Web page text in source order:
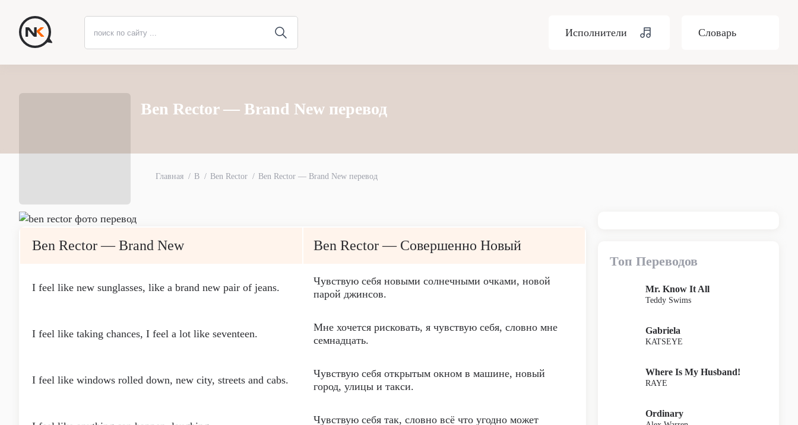
Исполнители Словарь
Ben Rector — Brand New перевод
Главная B Ben Rector Ben Rector — Brand New перевод
Ben Rector — Brand New Ben Rector — Совершенно Новый
I feel like new sunglasses, like a brand new pair of jeans.
Чувствую себя новыми солнечными очками, новой
парой джинсов.
I feel like taking chances, I feel a lot like seventeen.
Мне хочется рисковать, я чувствую себя, словно мне
семнадцать.
I feel like windows rolled down, new city, streets and cabs.
Чувствую себя открытым окном в машине, новый
город, улицы и такси.
Чувствую себя так, словно всё что угодно может
Топ Переводов
Mr. Know It All
Teddy Swims
Gabriela
KATSEYE
Where Is My Husband!
RAYE
Ordinary